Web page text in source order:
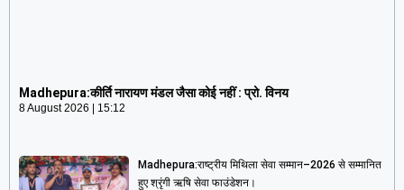
Madhepura:कीर्ति नारायण मंडल जैसा कोई नहीं : प्रो. विनय
8 August 2026 15:12
Madhepura:राष्ट्रीय मिथिला सेवा सम्मान–2026 से सम्मानित
हुए श्रृंगी ऋषि सेवा फाउंडेशन।